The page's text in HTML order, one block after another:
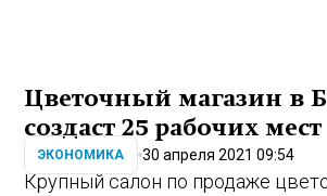
Цветочный магазин в
создаст 25 рабочих мест
ЭКОНОМИКА 30 апреля 2021 09:54
Крупный салон по продаже